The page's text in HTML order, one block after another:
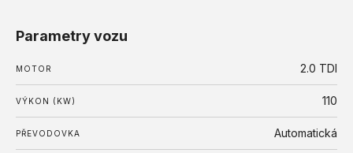
Parametry vozu
MOTOR 2.0 TDI
VÝKON (KW) 110
PŘEVODOVKA Automatická